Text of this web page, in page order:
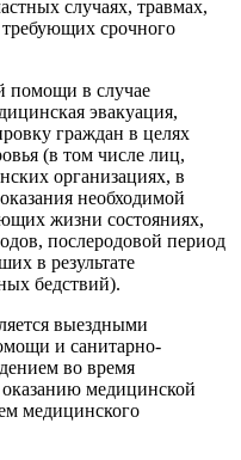
случаях, травмах,
требующих срочного
помощи в случае
эвакуация,
граждан в целях
(в том числе лиц,
организациях, в
необходимой
жизни состояниях,
послеродовой период
в результате
бедствий).
выездными
и санитарно-
во время
медицинской
медицинского